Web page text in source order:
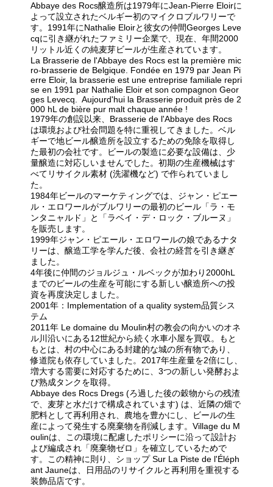
Abbaye des Rocs醸造所は1979年にJean-Pierre Eloirに
よって設立されたベルギー初のマイクロブルワリーで
す。1991年にNathalie Eloirと彼女の仲間Georges Leve
cqに引き継がれたファミリー企業で、現在、年間2000
リットル近くの純麦芽ビールが生産されています。
La Brasserie de l'Abbaye des Rocs est la première mic
ro-brasserie de Belgique. Fondée en 1979 par Jean Pi
erre Eloir, la brasserie est une entreprise familiale repri
se en 1991 par Nathalie Eloir et son compagnon Geor
ges Levecq. Aujourd'hui la Brasserie produit près de 2
000 hL de bière pur malt chaque année !
1979年の創設以来、Brasserie de l'Abbaye des Rocs
は環境および社会問題を特に重視してきました。ベル
ギーで地ビール醸造所を設立するための免除を取得し
た最初の会社です。ビールの製造に必要な設備は、少
量醸造に対応しいませんでした。初期の生産機械はす
べてリサイクル素材 (洗濯機など) で作られていまし
た。
1984年ビールのマーケティングでは、ジャン・ピエー
ル・エロワールがブルワリーの最初のビール「ラ・モ
ンタニャルド」と「ラベイ・デ・ロック・ブルーヌ」
を販売します。
1999年ジャン・ピエール・エロワールの娘であるナタ
リーは、醸造工学を学んだ後、会社の経営を引き継ぎ
ました。
4年後に仲間のジョルジュ・ルベックが加わり2000hL
までのビールの生産を可能にする新しい醸造所への投
資を再度決定しました。
2001年：Implementation of a quality system品質シス
テム
2011年 Le domaine du Moulin村の教会の向かいのオネ
ル川沿いにある12世紀から続く水車小屋を買収。もと
もとは、村の中心にある封建的な城の所有物であり、
修道院も依存していました。2017年生産量を2倍にし、
増大する需要に対応するために、3つの新しい発酵およ
び熟成タンクを取得。
Abbaye des Rocs Dregs (ろ過した後の穀物からの残渣
で、麦芽と水だけで構成されています) は、近隣の畑で
肥料として再利用され、農地を豊かにし、ビールの生
産によって発生する廃棄物を削減します。Village du M
oulinは、この環境に配慮したポリシーに沿って設計お
よび編成され「廃棄物ゼロ」を確立しているためで
す。この精神に則り、ショップ Sur La Piste de l'Éléph
ant Jauneは、日用品のリサイクルと再利用を重視する
装飾品店です。